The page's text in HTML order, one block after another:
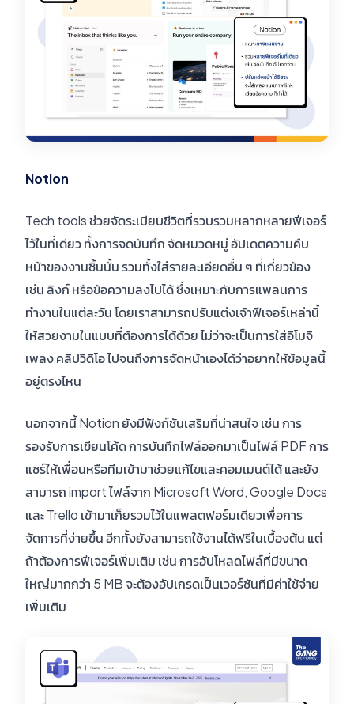
Notion
Tech tools ช่วยจัดระเบียบชีวิตที่รวบรวมหลากหลายฟีเจอร์
ไว้ในที่เดียว ทั้งการจดบันทึก จัดหมวดหมู่ อัปเดตความคืบ
หน้าของงานชิ้นนั้น รวมทั้งใส่รายละเอียดอื่น ๆ ที่เกี่ยวข้อง
เช่น ลิงก์ หรือข้อความลงไปได้ ซึ่งเหมาะกับการแพลนการ
ทำงานในแต่ละวัน โดยเราสามารถปรับแต่งเจ้าฟีเจอร์เหล่านี้
ให้สวยงามในแบบที่ต้องการได้ด้วย ไม่ว่าจะเป็นการใส่อิโมจิ
เพลง คลิปวิดิโอ ไปจนถึงการจัดหน้าเองได้ว่าอยากให้ข้อมูลนี้
อยู่ตรงไหน
นอกจากนี้ Notion ยังมีฟังก์ชันเสริมที่น่าสนใจ เช่น การ
รองรับการเขียนโค้ด การบันทึกไฟล์ออกมาเป็นไฟล์ PDF การ
แชร์ให้เพื่อนหรือทีมเข้ามาช่วยแก้ไขและคอมเมนต์ได้ และยัง
สามารถ import ไฟล์จาก Microsoft Word, Google Docs
และ Trello เข้ามาเก็ยรวมไว้ในแพลตฟอร์มเดียวเพื่อการ
จัดการที่ง่ายขึ้น อีกทั้งยังสามารถใช้งานได้ฟรีในเบื้องต้น แต่
ถ้าต้องการฟีเจอร์เพิ่มเติม เช่น การอัปโหลดไฟล์ที่มีขนาด
ใหญ่มากกว่า 5 MB จะต้องอัปเกรดเป็นเวอร์ชันที่มีค่าใช้จ่าย
เพิ่มเติม